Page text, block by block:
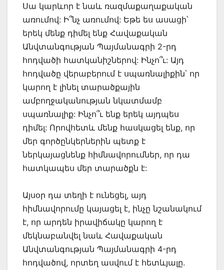
Սա կարևոր է նաև ռազմաքաղաքական
առումով: Ի՞նչ առումով: Եթե ես ասացի՝
երեկ մենք դիմել ենք Հավաքական
Անվտանգության Պայմանագրի 2-րդ
հոդվածի հատկանիշներով: Ինչո՞ւ: Այդ
հոդվածը վերաբերում է սպառնալիքին՝ որ
կարող է լինել տարածքային
ամբողջականության նկատմամբ
սպառնալիք: Ինչո՞ւ ենք երեկ այդպես
դիմել: Որովհետև մենք հասկացել ենք, որ
մեր գործընկերներին պետք է
ներկայացնենք հիմնավորումներ, որ դա
հատկապես մեր տարածքն է:
Այսօր դա տեղի է ունեցել, այդ
հիմնավորումը կայացել է, ինչը նշանակում
է, որ արդեն իրավիճակը կարող է
մեկնաբանվել նաև Հավաքական
Անվտանգության Պայմանագրի 4-րդ
հոդվածով, որտեղ ասվում է հետևյալը.